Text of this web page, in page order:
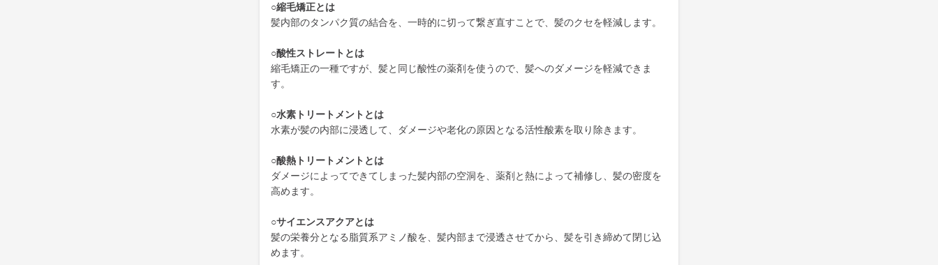
○縮毛矯正とは
髪内部のタンパク質の結合を、一時的に切って繋ぎ直すことで、髪のクセを軽減します。
○酸性ストレートとは
縮毛矯正の一種ですが、髪と同じ酸性の薬剤を使うので、髪へのダメージを軽減できま
す。
○水素トリートメントとは
水素が髪の内部に浸透して、ダメージや老化の原因となる活性酸素を取り除きます。
○酸熱トリートメントとは
ダメージによってできてしまった髪内部の空洞を、薬剤と熱によって補修し、髪の密度を
高めます。
○サイエンスアクアとは
髪の栄養分となる脂質系アミノ酸を、髪内部まで浸透させてから、髪を引き締めて閉じ込
めます。